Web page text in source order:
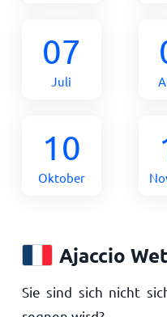
07
Juli
10
Oktober
Ajaccio
Sie sind sich nicht